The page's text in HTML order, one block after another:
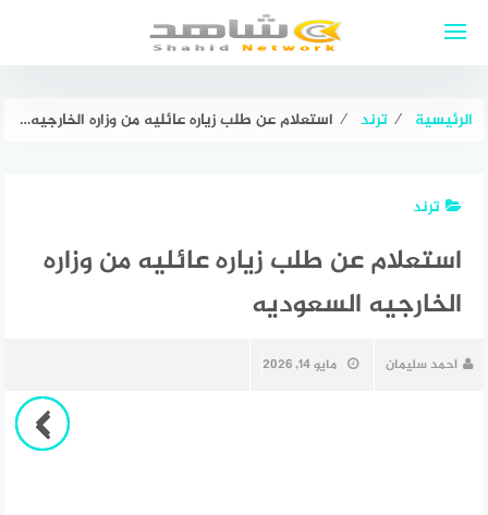
الرئيسية ⁄ ترند ⁄ استعلام عن طلب زياره عائليه من وزاره الخارجيه السعوديه
ترند
استعلام عن طلب زياره عائليه من وزاره
الخارجيه السعوديه
احمد سليمان مايو 14, 2026